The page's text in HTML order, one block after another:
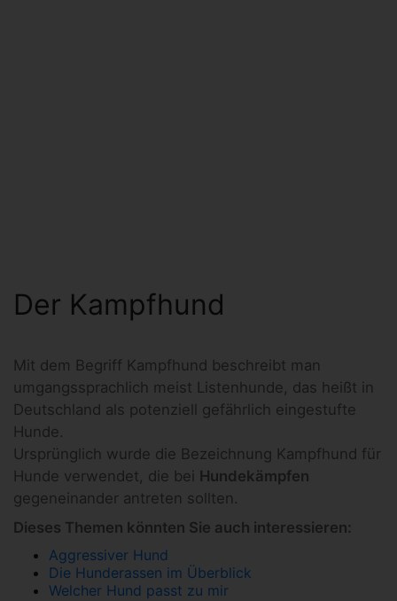
Der Kampfhund
Mit dem Begriff Kampfhund beschreibt man
umgangssprachlich meist Listenhunde, das heißt in
Deutschland als potenziell gefährlich eingestufte
Hunde.
Ursprünglich wurde die Bezeichnung Kampfhund für
Hunde verwendet, die bei Hundekämpfen
gegeneinander antreten sollten.
Dieses Themen könnten Sie auch interessieren:
Aggressiver Hund
Die Hunderassen im Überblick
Welcher Hund passt zu mir